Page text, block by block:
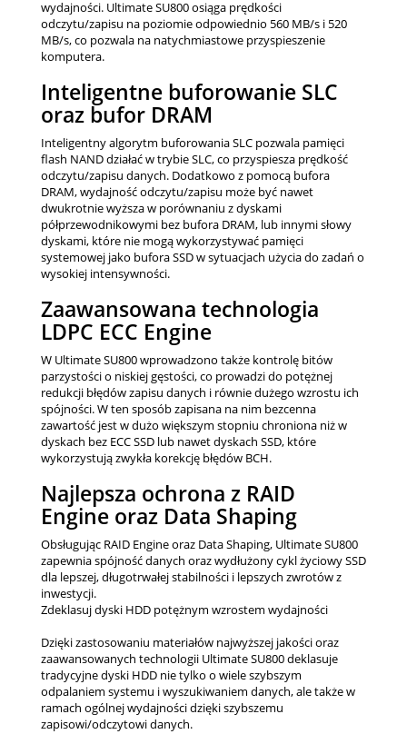
wydajności. Ultimate SU800 osiąga prędkości
odczytu/zapisu na poziomie odpowiednio 560 MB/s i 520
MB/s, co pozwala na natychmiastowe przyspieszenie
komputera.
Inteligentne buforowanie SLC
oraz bufor DRAM
Inteligentny algorytm buforowania SLC pozwala pamięci
flash NAND działać w trybie SLC, co przyspiesza prędkość
odczytu/zapisu danych. Dodatkowo z pomocą bufora
DRAM, wydajność odczytu/zapisu może być nawet
dwukrotnie wyższa w porównaniu z dyskami
półprzewodnikowymi bez bufora DRAM, lub innymi słowy
dyskami, które nie mogą wykorzystywać pamięci
systemowej jako bufora SSD w sytuacjach użycia do zadań o
wysokiej intensywności.
Zaawansowana technologia
LDPC ECC Engine
W Ultimate SU800 wprowadzono także kontrolę bitów
parzystości o niskiej gęstości, co prowadzi do potężnej
redukcji błędów zapisu danych i równie dużego wzrostu ich
spójności. W ten sposób zapisana na nim bezcenna
zawartość jest w dużo większym stopniu chroniona niż w
dyskach bez ECC SSD lub nawet dyskach SSD, które
wykorzystują zwykła korekcję błędów BCH.
Najlepsza ochrona z RAID
Engine oraz Data Shaping
Obsługując RAID Engine oraz Data Shaping, Ultimate SU800
zapewnia spójność danych oraz wydłużony cykl życiowy SSD
dla lepszej, długotrwałej stabilności i lepszych zwrotów z
inwestycji.
Zdeklasuj dyski HDD potężnym wzrostem wydajności
Dzięki zastosowaniu materiałów najwyższej jakości oraz
zaawansowanych technologii Ultimate SU800 deklasuje
tradycyjne dyski HDD nie tylko o wiele szybszym
odpalaniem systemu i wyszukiwaniem danych, ale także w
ramach ogólnej wydajności dzięki szybszemu
zapisowi/odczytowi danych.